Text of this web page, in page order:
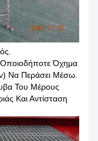
Οποιοδήποτε Όχημα
Να Περάσει Μέσω.
Του Μέρους
Και Αντίσταση